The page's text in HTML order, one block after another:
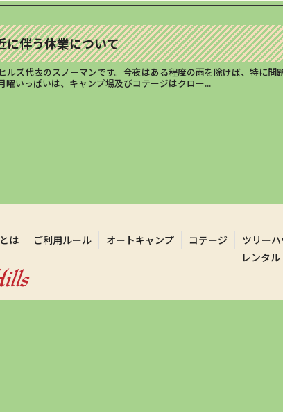
に伴う休業について
ルズ代表のスノーマンです。今夜はある程度の雨を除けば、特に
曜いっぱいは、キャンプ場及びコテージはクロー...
は ご利用ルール オートキャンプ コテージ ツリー
レンタル